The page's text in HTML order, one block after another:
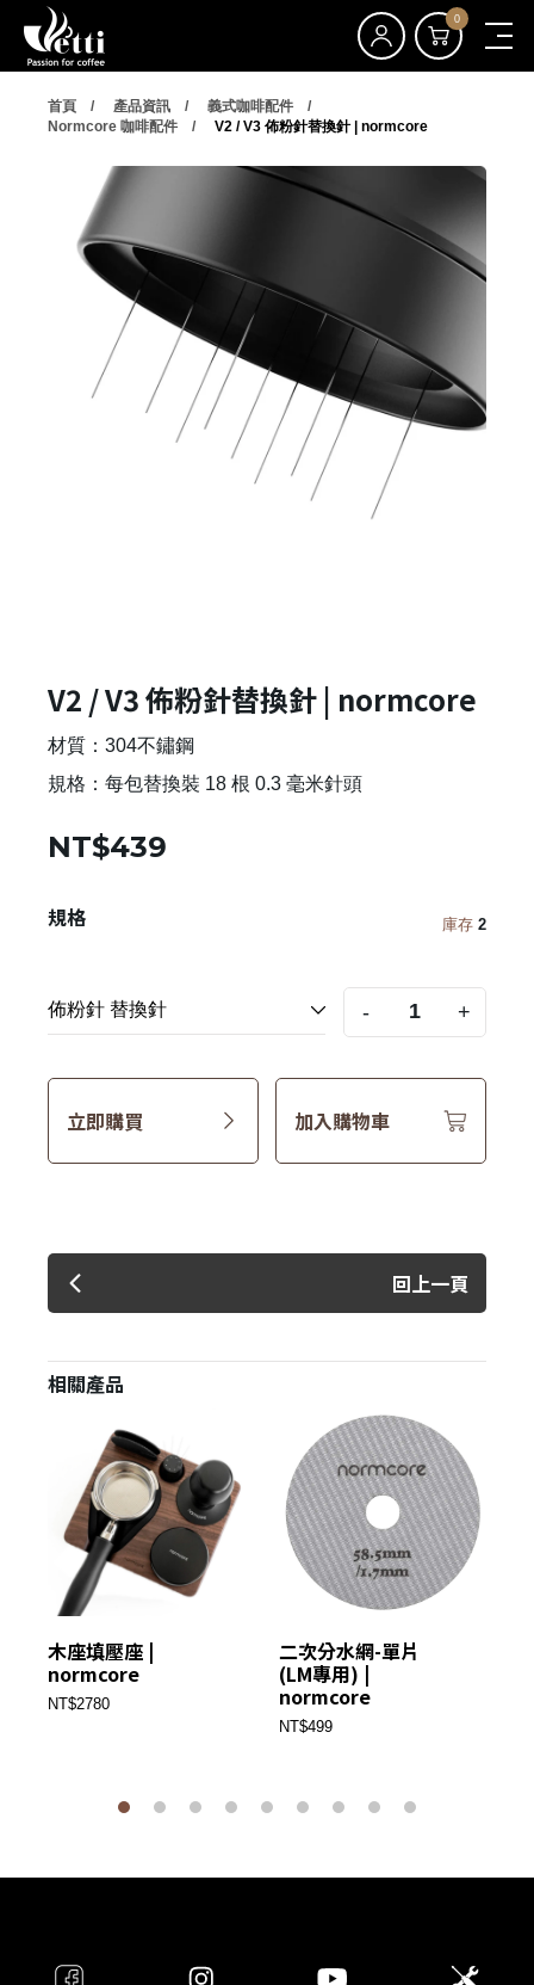
0
首頁 產品資訊
義式咖啡配件
Normcore 咖啡配件
V2 / V3 佈粉針替換針 | normcore
V2 / V3 佈粉針替換針 | normcore
材質：304不鏽鋼
規格：每包替換裝 18 根 0.3 毫米針頭
NT$439
規格 庫存 2
- +
立即購買 加入購物車
回上一頁
相關產品
木座填壓座 |
normcore
NT$2780
二次分水網-單片
(LM專用) |
normcore
NT$499